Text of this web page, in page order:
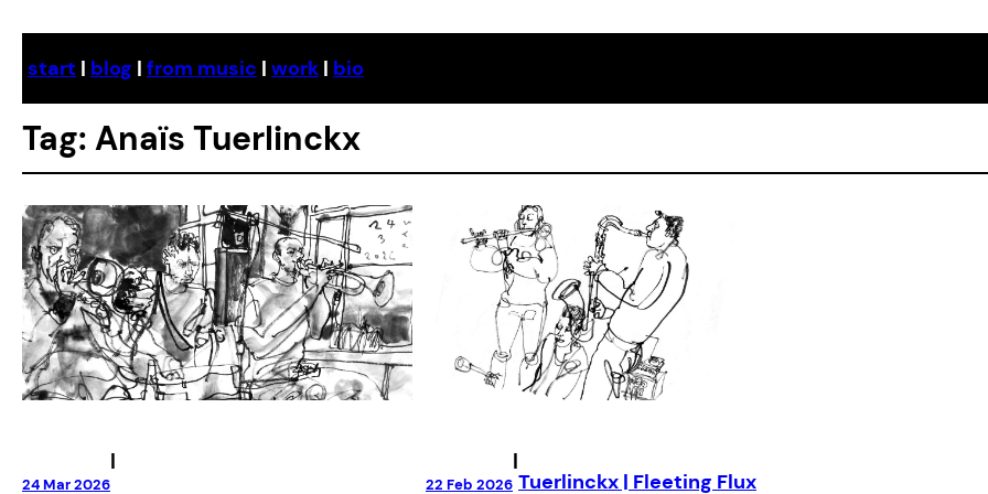
content
start | blog | from music | work | bio
Tag: Anaïs Tuerlinckx
24 Mar 2026
|
22 Feb 2026
|
Tuerlinckx | Fleeting Flux